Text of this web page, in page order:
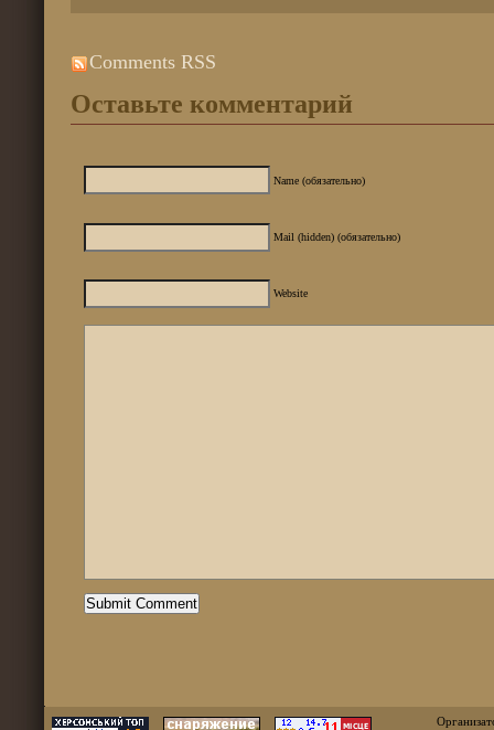
Comments RSS
Оставьте комментарий
Name (обязательно)
Mail (hidden) (обязательно)
Website